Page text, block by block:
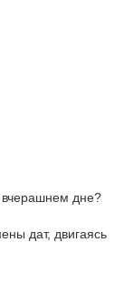
вчерашнем дне?
дат, двигаясь